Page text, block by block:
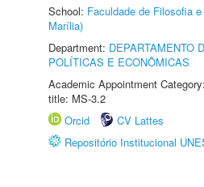
School: Faculdade de Filosofia
Marília)
Department: DEPARTAMENTO
POLÍTICAS E ECONÔMICAS
Academic Appointment
title: MS-3.2
Orcid
CV Lattes
Repositório Institucional